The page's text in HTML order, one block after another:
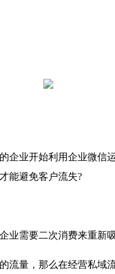
企业开始利用企业微信
能避免客户流失?
需要二次消费来重新吸
量，那么在经营私域